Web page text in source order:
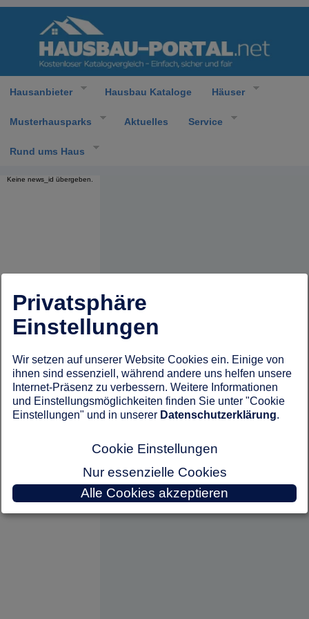
Hausanbieter Hausbau Kataloge Häuser
Musterhausparks Aktuelles Service
Rund ums Haus
Keine news_id übergeben.
Privatsphäre
Einstellungen
Wir setzen auf unserer Website Cookies ein. Einige von
ihnen sind essenziell, während andere uns helfen unsere
Internet-Präsenz zu verbessern. Weitere Informationen
und Einstellungsmöglichkeiten finden Sie unter "Cookie
Einstellungen" und in unserer Datenschutzerklärung.
Cookie Einstellungen
Nur essenzielle Cookies
Alle Cookies akzeptieren